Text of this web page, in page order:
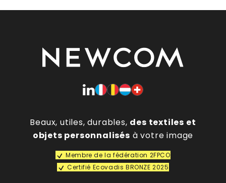
Beaux, utiles, durables, des textiles et
objets personnalisés à votre image
Membre de la fédération 2FPCO
Certifié Ecovadis BRONZE 2025